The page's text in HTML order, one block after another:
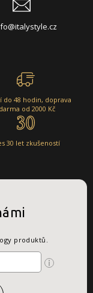
do 48 hodin, doprava
od 2000 Kč
30 let zkušeností
produktů.